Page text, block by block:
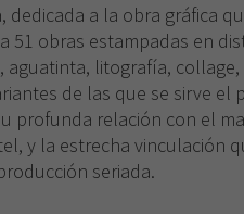
dedicada a la obra gráfica
51 obras estampadas en
aguatinta, litografía,
de las que se sirve el
profunda relación con el
y la estrecha vinculación
seriada.